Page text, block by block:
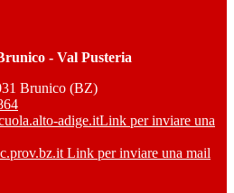
- Val Pusteria
Brunico (BZ)
adige.itLink per inviare una
Link per inviare una mail